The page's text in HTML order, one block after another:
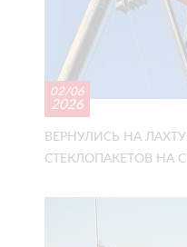
02/06
2026
ВЕРНУЛИСЬ НА
СТЕКЛОПАКЕТОВ НА